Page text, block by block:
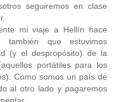
seguiremos en clase
mi viaje a Hellín hace
también que estuvimos
(y el despropósito) de la
portátiles para los
Como somos un país de
al otro lado y pagaremos